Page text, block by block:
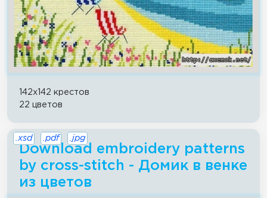
142x142 крестов
22 цветов
Download embroidery patterns
by cross-stitch - Домик в венке
из цветов
.xsd .pdf .jpg